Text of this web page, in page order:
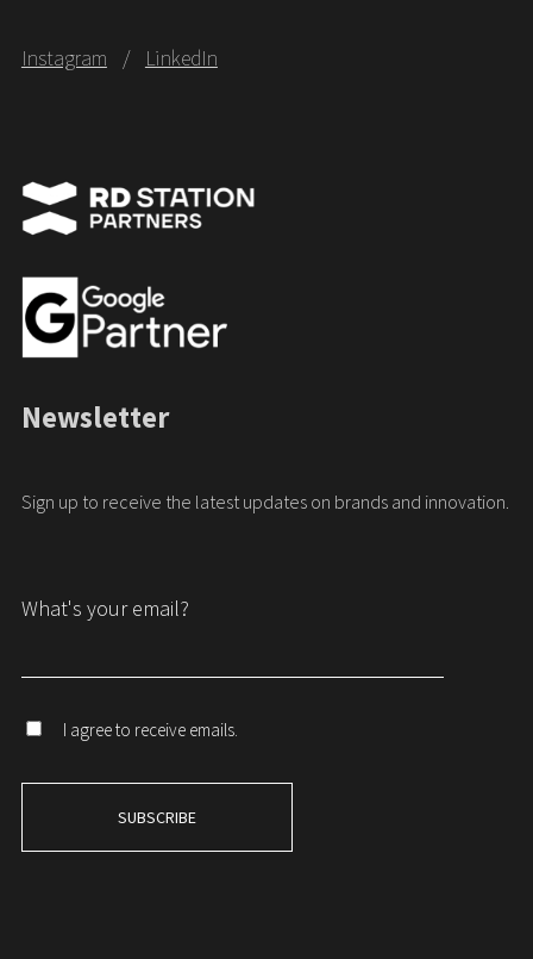
Instagram / LinkedIn
Newsletter
Sign up to receive the latest updates on brands and innovation.
What's your email?
I agree to receive emails.